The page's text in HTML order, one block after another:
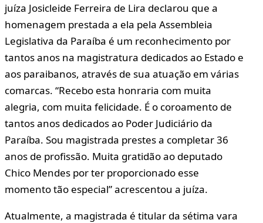
juíza Josicleide Ferreira de Lira declarou que a
homenagem prestada a ela pela Assembleia
Legislativa da Paraíba é um reconhecimento por
tantos anos na magistratura dedicados ao Estado e
aos paraibanos, através de sua atuação em várias
comarcas. “Recebo esta honraria com muita
alegria, com muita felicidade. É o coroamento de
tantos anos dedicados ao Poder Judiciário da
Paraíba. Sou magistrada prestes a completar 36
anos de profissão. Muita gratidão ao deputado
Chico Mendes por ter proporcionado esse
momento tão especial” acrescentou a juíza.
Atualmente, a magistrada é titular da sétima vara